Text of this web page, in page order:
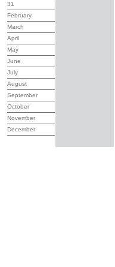
31
February
March
April
May
June
July
August
September
October
November
December